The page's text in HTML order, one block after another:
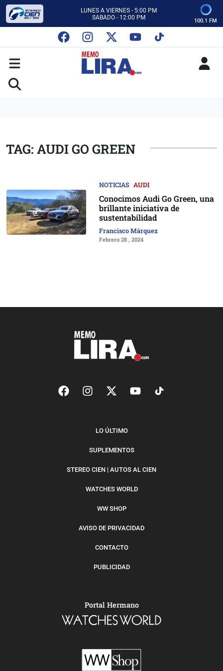
LUNES A VIERNES - 5:00 PM
SABADO - 12:00 PM
CON MEMO LIRA Y SU EQUIPO
LUNES A VIERNES - 5:00 PM
SABADO - 12:00 PM
100.1 FM
TAG: AUDI GO GREEN
NOTICIAS AUDI
Conocimos Audi Go Green, una
brillante iniciativa de
sustentabilidad
Francisco Márquez
Febrero 28 , 2024
LO ÚLTIMO
SUPLEMENTOS
STEREO CIEN | AUTOS AL CIEN
WATCHES WORLD
WW SHOP
AVISO DE PRIVACIDAD
CONTACTO
PUBLICIDAD
Portal Hermano